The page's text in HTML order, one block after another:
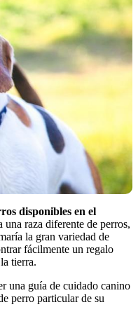
disponibles en el
raza diferente de perros,
la gran variedad de
fácilmente un regalo
tierra.
una guía de cuidado canino
perro particular de su